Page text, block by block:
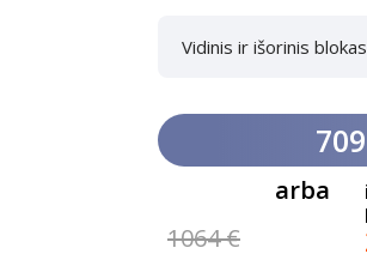
Vidinis ir išorinis
1064 €
arba